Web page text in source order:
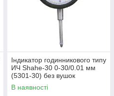
Індикатор годинникового типу
ИЧ Shahe-30 0-30/0.01 мм
(5301-30) без вушок
В наявності